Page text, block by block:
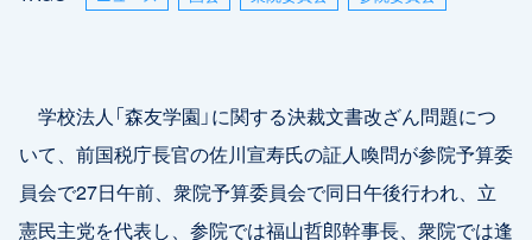
学校法人「森友学園」に関する決裁文書改ざん問題につ
いて、前国税庁長官の佐川宣寿氏の証人喚問が参院予算委
員会で27日午前、衆院予算委員会で同日午後行われ、立
憲民主党を代表し、参院では福山哲郎幹事長、衆院では逢